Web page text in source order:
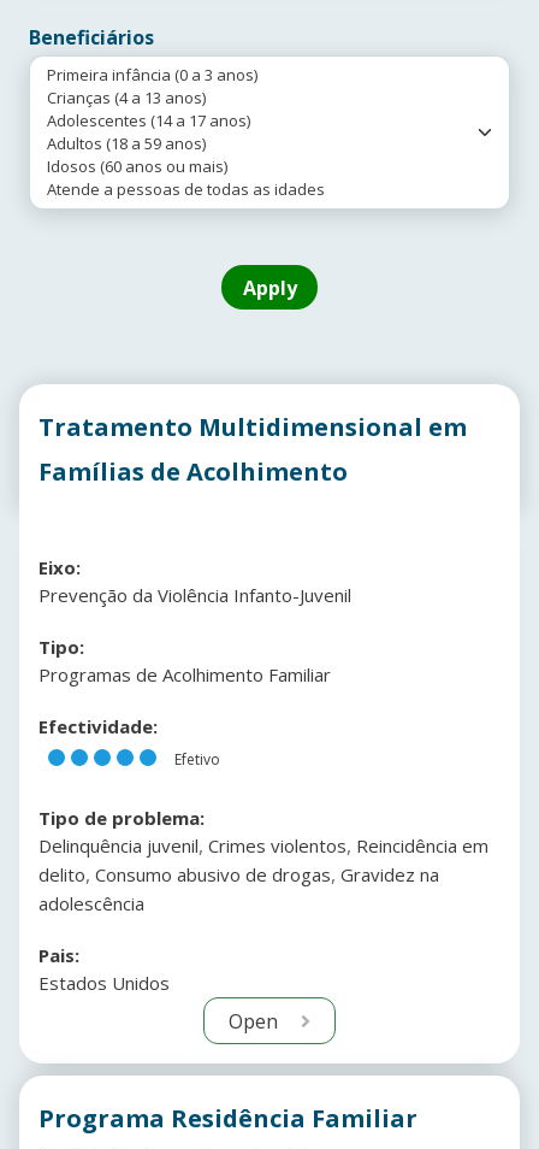
Beneficiários
Tratamento Multidimensional em
Famílias de Acolhimento
Eixo:
Prevenção da Violência Infanto-Juvenil
Tipo:
Programas de Acolhimento Familiar
Efectividade:
Efetivo
Tipo de problema:
Delinquência juvenil, Crimes violentos, Reincidência em
delito, Consumo abusivo de drogas, Gravidez na
adolescência
Pais:
Estados Unidos
Open
Programa Residência Familiar